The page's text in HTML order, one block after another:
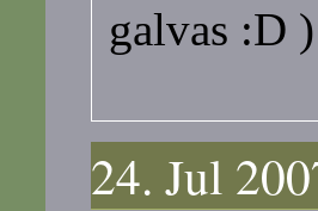
galvas :D
24. Jul